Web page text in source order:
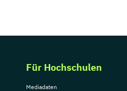
Für Hochschulen
Mediadaten